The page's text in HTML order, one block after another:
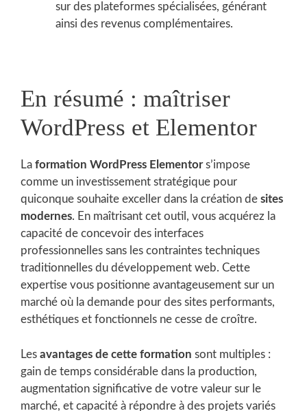
sur des plateformes spécialisées, générant
ainsi des revenus complémentaires.
En résumé : maîtriser
WordPress et Elementor
La formation WordPress Elementors’impose
comme un investissement stratégique pour
quiconque souhaite exceller dans la création de sites
modernes. En maîtrisant cet outil, vous acquérez la
capacité de concevoir des interfaces
professionnelles sans les contraintes techniques
traditionnelles du développement web. Cette
expertise vous positionne avantageusement sur un
marché où la demande pour des sites performants,
esthétiques et fonctionnels ne cesse de croître.
Les avantages de cette formation sont multiples :
gain de temps considérable dans la production,
augmentation significative de votre valeur sur le
marché, et capacité à répondre à des projets variés